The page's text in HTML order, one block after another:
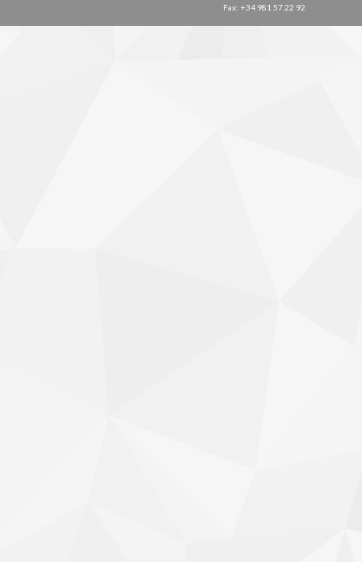
Fax: +34 981 57 22 92